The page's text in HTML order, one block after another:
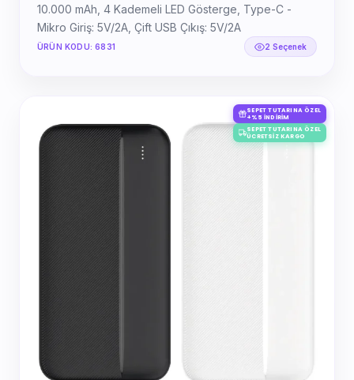
10.000 mAh, 4 Kademeli LED Gösterge, Type-C -
Mikro Giriş: 5V/2A, Çift USB Çıkış: 5V/2A
ÜRÜN KODU: 6831 2 Seçenek
SEPET TUTARINA ÖZEL
+%5 İNDIRIM
SEPET TUTARINA ÖZEL
ÜCRETSIZ KARGO